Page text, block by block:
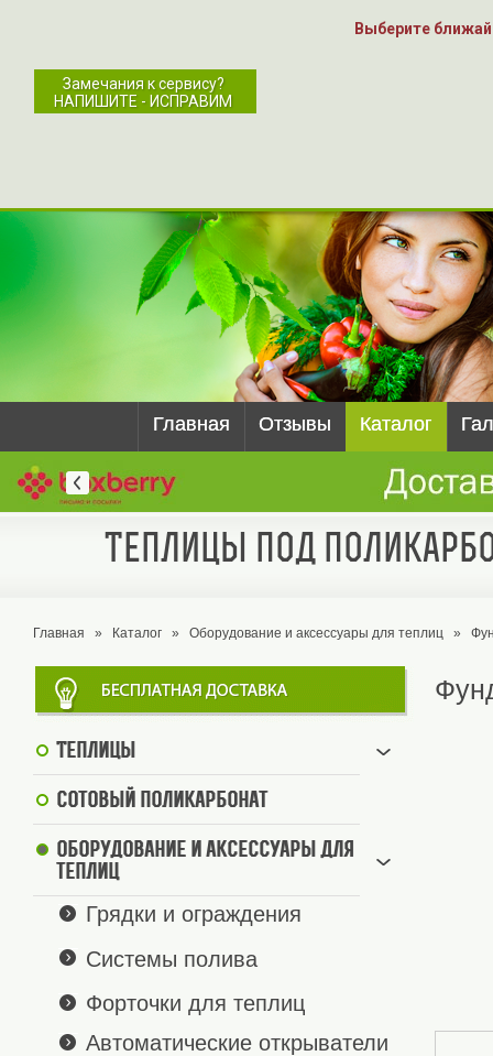
Выберите
Замечания к сервису?
НАПИШИТЕ - ИСПРАВИМ
Главная Отзывы Каталог
Теплицы под
Главная » Каталог » Оборудование и аксессуары для теплиц »
Теплицы
Сотовый поликарбонат
Оборудование и аксессуары для
теплиц
Грядки и ограждения
Системы полива
Форточки для теплиц
Автоматические открыватели